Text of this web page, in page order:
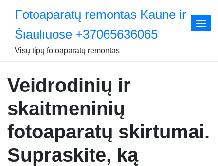
content
Fotoaparatų remontas Kaune ir
Šiauliuose +37065636065
Visų tipų fotoaparatų remontas
Veidrodinių ir
skaitmeninių
fotoaparatų skirtumai.
Supraskite, ką